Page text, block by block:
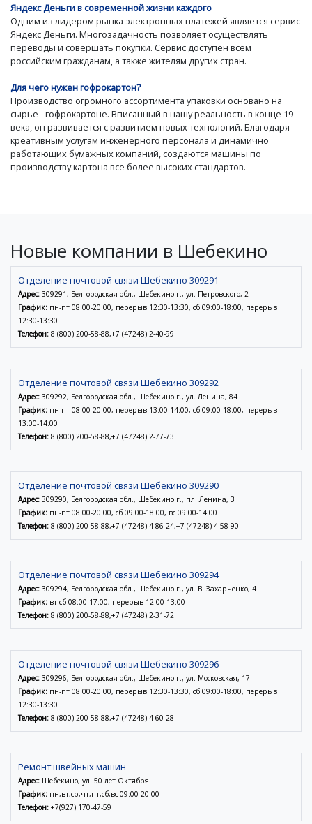
Яндекс Деньги в современной жизни каждого
Одним из лидером рынка электронных платежей является сервис
Яндекс Деньги. Многозадачность позволяет осуществлять
переводы и совершать покупки. Сервис доступен всем
российским гражданам, а также жителям других стран.
Для чего нужен гофрокартон?
Производство огромного ассортимента упаковки основано на
сырье - гофрокартоне. Вписанный в нашу реальность в конце 19
века, он развивается с развитием новых технологий. Благодаря
креативным услугам инженерного персонала и динамично
работающих бумажных компаний, создаются машины по
производству картона все более высоких стандартов.
Новые компании в Шебекино
Отделение почтовой связи Шебекино 309291
Адрес: 309291, Белгородская обл., Шебекино г., ул. Петровского, 2
График: пн-пт 08:00-20:00, перерыв 12:30-13:30, сб 09:00-18:00, перерыв
12:30-13:30
Телефон: 8 (800) 200-58-88,+7 (47248) 2-40-99
Отделение почтовой связи Шебекино 309292
Адрес: 309292, Белгородская обл., Шебекино г., ул. Ленина, 84
График: пн-пт 08:00-20:00, перерыв 13:00-14:00, сб 09:00-18:00, перерыв
13:00-14:00
Телефон: 8 (800) 200-58-88,+7 (47248) 2-77-73
Отделение почтовой связи Шебекино 309290
Адрес: 309290, Белгородская обл., Шебекино г., пл. Ленина, 3
График: пн-пт 08:00-20:00, сб 09:00-18:00, вс 09:00-14:00
Телефон: 8 (800) 200-58-88,+7 (47248) 4-86-24,+7 (47248) 4-58-90
Отделение почтовой связи Шебекино 309294
Адрес: 309294, Белгородская обл., Шебекино г., ул. В. Захарченко, 4
График: вт-сб 08:00-17:00, перерыв 12:00-13:00
Телефон: 8 (800) 200-58-88,+7 (47248) 2-31-72
Отделение почтовой связи Шебекино 309296
Адрес: 309296, Белгородская обл., Шебекино г., ул. Московская, 17
График: пн-пт 08:00-20:00, перерыв 12:30-13:30, сб 09:00-18:00, перерыв
12:30-13:30
Телефон: 8 (800) 200-58-88,+7 (47248) 4-60-28
Ремонт швейных машин
Адрес: Шебекино, ул. 50 лет Октября
График: пн,вт,ср,чт,пт,сб,вс 09:00-20:00
Телефон: +7(927) 170-47-59